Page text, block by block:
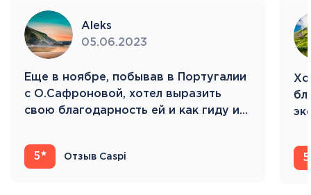
Aleks
05.06.2023
Eще в ноябре, побывав в Португалии
с О.Сафроновой, хотел выразить
свою благодарность ей и как гиду и…
5 Отзыв Caspi 5